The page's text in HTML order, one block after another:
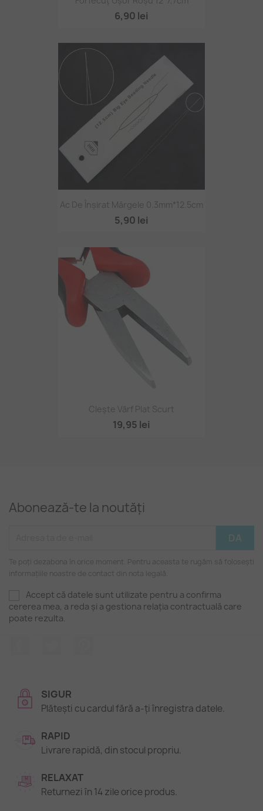
6,90 lei
Ac De Înșirat Mărgele 0.3mm*12.5cm
5,90 lei
Clește Vârf Plat Scurt
19,95 lei
Abonează-te la noutăți
Te poți dezabona în orice moment. Pentru aceasta te rugăm să folosești
informațiile noastre de contact din nota legală.
Accept că datele sunt utilizate pentru a confirma
cererea mea, a reda și a gestiona relația contractuală care
poate rezulta.
SIGUR
Plătești cu cardul fără a-ți înregistra datele.
RAPID
Livrare rapidă, din stocul propriu.
RELAXAT
Returnezi în 14 zile orice produs.